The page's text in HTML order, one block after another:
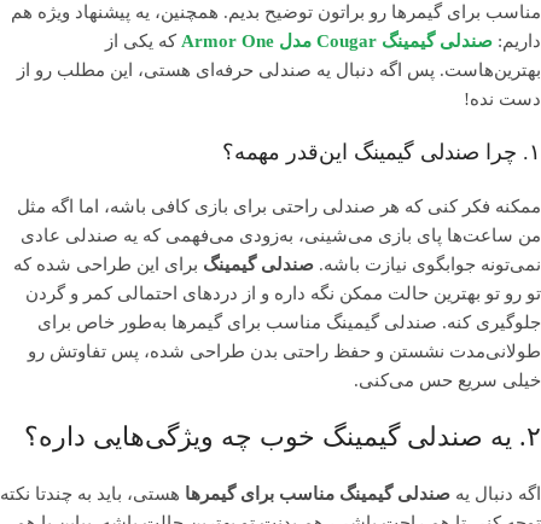
مناسب برای گیمرها رو براتون توضیح بدیم. همچنین، یه پیشنهاد ویژه هم
داریم: صندلی گیمینگ Cougar مدل Armor One
که یکی از
بهترین‌هاست. پس اگه دنبال یه صندلی حرفه‌ای هستی، این مطلب رو از
دست نده!
۱. چرا صندلی گیمینگ این‌قدر مهمه؟
ممکنه فکر کنی که هر صندلی راحتی برای بازی کافی باشه، اما اگه مثل
من ساعت‌ها پای بازی می‌شینی، به‌زودی می‌فهمی که یه صندلی عادی
نمی‌تونه جوابگوی نیازت باشه. صندلی گیمینگ برای این طراحی شده که
تو رو تو بهترین حالت ممکن نگه داره و از دردهای احتمالی کمر و گردن
جلوگیری کنه. صندلی گیمینگ مناسب برای گیمرها به‌طور خاص برای
طولانی‌مدت نشستن و حفظ راحتی بدن طراحی شده، پس تفاوتش رو
خیلی سریع حس می‌کنی.
۲. یه صندلی گیمینگ خوب چه ویژگی‌هایی داره؟
اگه دنبال یه صندلی گیمینگ مناسب برای گیمرها هستی، باید به چندتا نکته